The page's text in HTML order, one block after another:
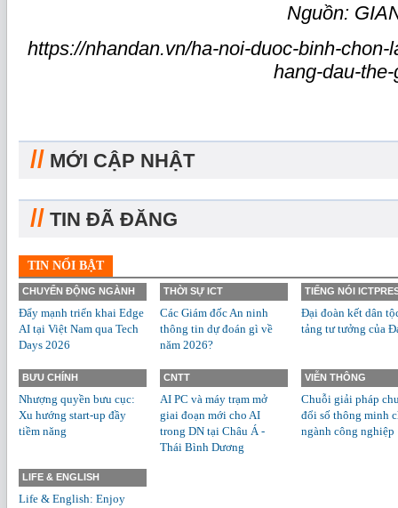
Nguồn:
https://nhandan.vn/ha-noi-duoc-binh-chon-
hang-dau-
// MỚI CẬP NHẬT
// TIN ĐÃ ĐĂNG
TIN NỔI BẬT
CHUYỂN ĐỘNG NGÀNH
Đẩy mạnh triển khai Edge
AI tại Việt Nam qua Tech
Days 2026
THỜI SỰ ICT
Các Giám đốc An ninh
thông tin dự đoán gì về
năm 2026?
TIẾNG NÓI
Đại đoàn kết dân
tảng tư tưởng của
BƯU CHÍNH
Nhượng quyền bưu cục:
Xu hướng start-up đầy
tiềm năng
CNTT
AI PC và máy trạm mở
giai đoạn mới cho AI
trong DN tại Châu Á -
Thái Bình Dương
VIỄN THÔNG
Chuỗi giải pháp
đổi số thông minh
ngành công nghiệp
LIFE & ENGLISH
Life & English: Enjoy